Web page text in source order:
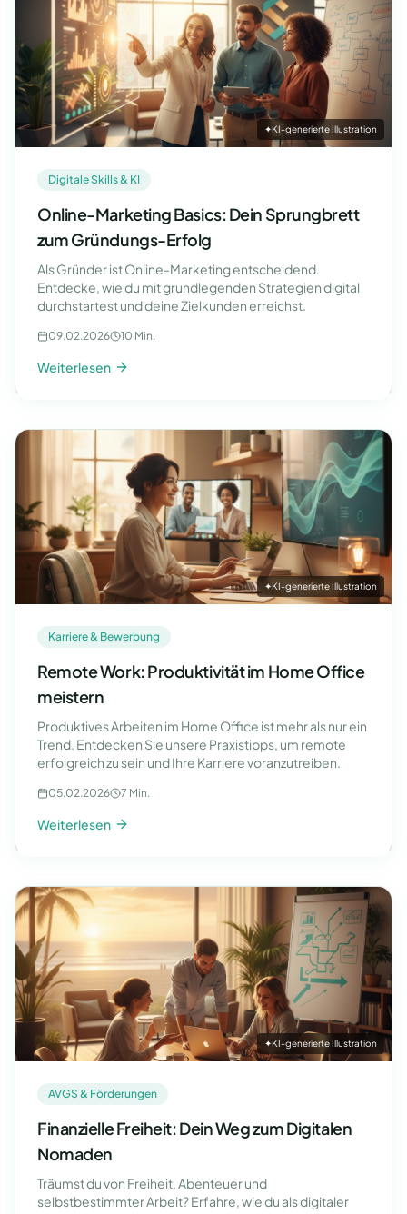
✦KI-generierte Illustration
Digitale Skills & KI
Online-Marketing Basics: Dein Sprungbrett
zum Gründungs-Erfolg
Als Gründer ist Online-Marketing entscheidend.
Entdecke, wie du mit grundlegenden Strategien digital
durchstartest und deine Zielkunden erreichst.
09.02.2026 10 Min.
Weiterlesen
✦KI-generierte Illustration
Karriere & Bewerbung
Remote Work: Produktivität im Home Office
meistern
Produktives Arbeiten im Home Office ist mehr als nur ein
Trend. Entdecken Sie unsere Praxistipps, um remote
erfolgreich zu sein und Ihre Karriere voranzutreiben.
05.02.2026 7 Min.
Weiterlesen
✦KI-generierte Illustration
AVGS & Förderungen
Finanzielle Freiheit: Dein Weg zum Digitalen
Nomaden
Träumst du von Freiheit, Abenteuer und
selbstbestimmter Arbeit? Erfahre, wie du als digitaler